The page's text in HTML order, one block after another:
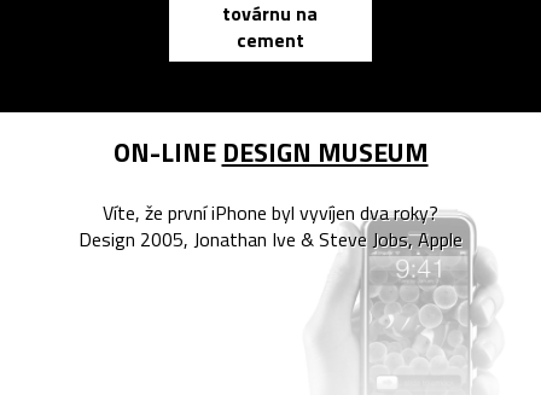
továrnu na
cement
ON-LINE DESIGN MUSEUM
Víte, že první iPhone byl vyvíjen dva roky?
Design 2005, Jonathan Ive & Steve Jobs, Apple